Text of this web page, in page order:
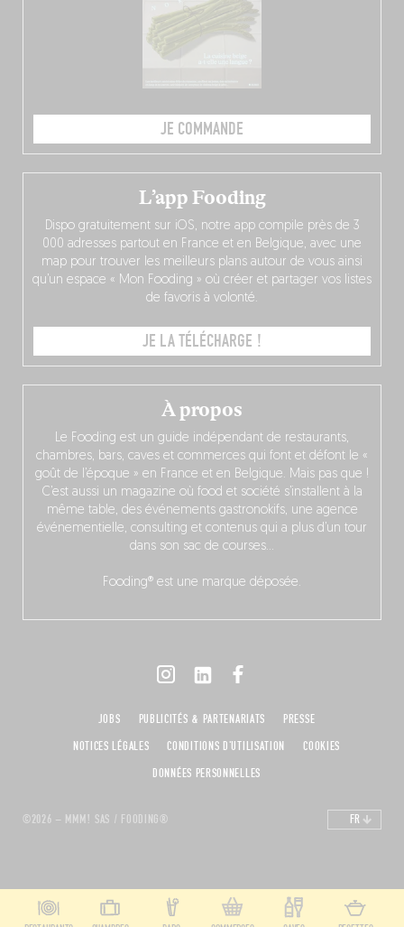
JE COMMANDE
À propos
Le Fooding est un guide indépendant de restaurants,
chambres, bars, caves et commerces qui font et défont le «
goût de l’époque » en France et en Belgique. Mais pas que !
C’est aussi un magazine où food et société s’installent à la
même table, des événements gastronokifs, une agence
événementielle, consulting et contenus qui a plus d’un tour
dans son sac de courses…
Fooding® est une marque déposée.
L’app Fooding
Dispo gratuitement sur iOS, notre app compile près de 3
000 adresses partout en France et en Belgique, avec une
map pour trouver les meilleurs plans autour de vous ainsi
qu’un espace « Mon Fooding » où créer et partager vos listes
de favoris à volonté.
JE LA TÉLÉCHARGE !
©2026 – MMM! SAS / FOODING®
JOBS PUBLICITÉS & PARTENARIATS
PRESSE
NOTICES LÉGALES
CONDITIONS D'UTILISATION
COOKIES
DONNÉES PERSONNELLES
FR